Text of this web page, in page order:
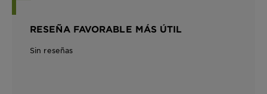
RESEÑA FAVORABLE MÁS ÚTIL
Sin reseñas